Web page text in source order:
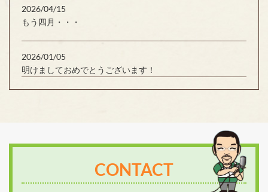
2026/04/15
もう四月・・・
2026/01/05
明けましておめでとうございます！
CONTACT